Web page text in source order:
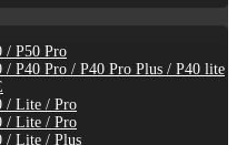
/ P50 Pro
/ P40 Pro / P40 Pro Plus / P40 lite
/ Lite / Pro
/ Lite / Pro
/ Lite / Plus